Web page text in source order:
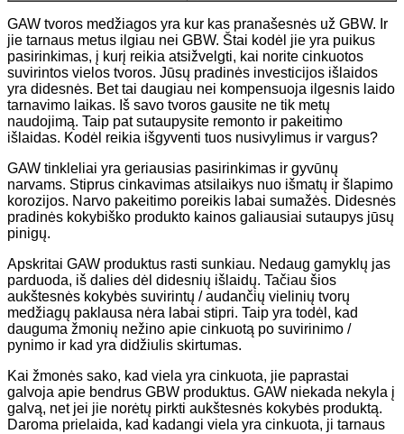
GAW tvoros medžiagos yra kur kas pranašesnės už GBW. Ir
jie tarnaus metus ilgiau nei GBW. Štai kodėl jie yra puikus
pasirinkimas, į kurį reikia atsižvelgti, kai norite cinkuotos
suvirintos vielos tvoros. Jūsų pradinės investicijos išlaidos
yra didesnės. Bet tai daugiau nei kompensuoja ilgesnis laido
tarnavimo laikas. Iš savo tvoros gausite ne tik metų
naudojimą. Taip pat sutaupysite remonto ir pakeitimo
išlaidas. Kodėl reikia išgyventi tuos nusivylimus ir vargus?
GAW tinkleliai yra geriausias pasirinkimas ir gyvūnų
narvams. Stiprus cinkavimas atsilaikys nuo išmatų ir šlapimo
korozijos. Narvo pakeitimo poreikis labai sumažės. Didesnės
pradinės kokybiško produkto kainos galiausiai sutaupys jūsų
pinigų.
Apskritai GAW produktus rasti sunkiau. Nedaug gamyklų jas
parduoda, iš dalies dėl didesnių išlaidų. Tačiau šios
aukštesnės kokybės suvirintų / audančių vielinių tvorų
medžiagų paklausa nėra labai stipri. Taip yra todėl, kad
dauguma žmonių nežino apie cinkuotą po suvirinimo /
pynimo ir kad yra didžiulis skirtumas.
Kai žmonės sako, kad viela yra cinkuota, jie paprastai
galvoja apie bendrus GBW produktus. GAW niekada nekyla į
galvą, net jei jie norėtų pirkti aukštesnės kokybės produktą.
Daroma prielaida, kad kadangi viela yra cinkuota, ji tarnaus